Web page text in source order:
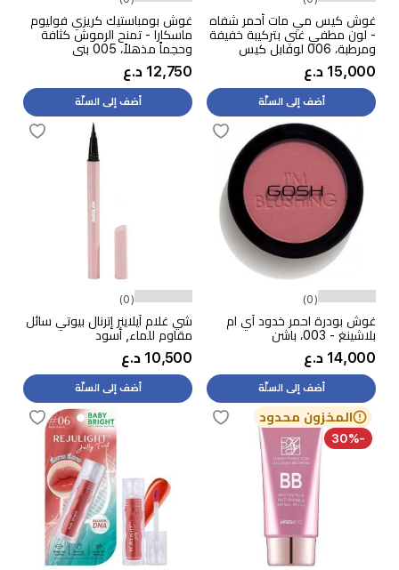
غوش كيس مي مات أحمر شفاه
- لون مطفي غني بتركيبة خفيفة
ومرطبة، 006 لوفابل كيس
15,000 د.ع
أضف إلى السلّة
غوش بومباستيك كريزي فوليوم
ماسكارا - تمنح الرموش كثافة
وحجماً مذهلاً، 005 بني
شوكولاتة
12,750 د.ع
أضف إلى السلّة
(0)
غوش بودرة احمر خدود آي ام
بلاشينغ - 003، باشن
14,000 د.ع
أضف إلى السلّة
(0)
شي غلام آيلاينر إترنال بيوتي سائل
مقاوم للماء, أسود
10,500 د.ع
أضف إلى السلّة
المخزون محدود
-30%